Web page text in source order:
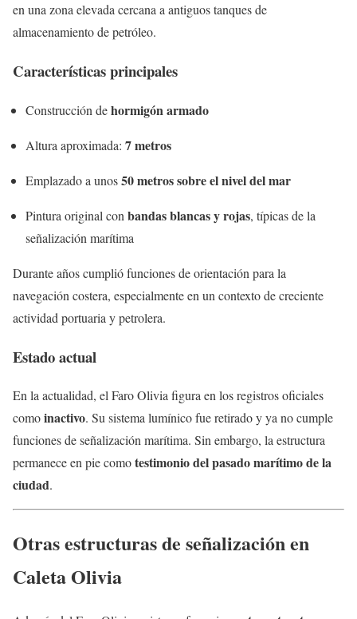
en una zona elevada cercana a antiguos tanques de
almacenamiento de petróleo.
Características principales
Construcción dehormigón armado
Altura aproximada: 7 metros
Emplazado a unos50 metros sobre el nivel del mar
Pintura original con bandas blancas y rojas, típicas de la
señalización marítima
Durante años cumplió funciones de orientación para la
navegación costera, especialmente en un contexto de creciente
actividad portuaria y petrolera.
Estado actual
En la actualidad, el Faro Olivia figura en los registros oficiales
comoinactivo. Su sistema lumínico fue retirado y ya no cumple
funciones de señalización marítima. Sin embargo, la estructura
permanece en pie comotestimonio del pasado marítimo de la
ciudad.
Otras estructuras de señalización en
Caleta Olivia